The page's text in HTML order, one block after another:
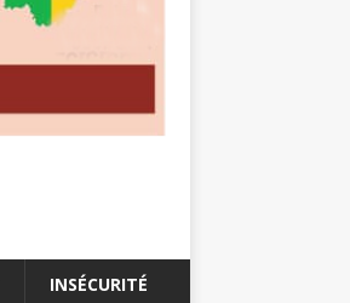
INSÉCURITÉ